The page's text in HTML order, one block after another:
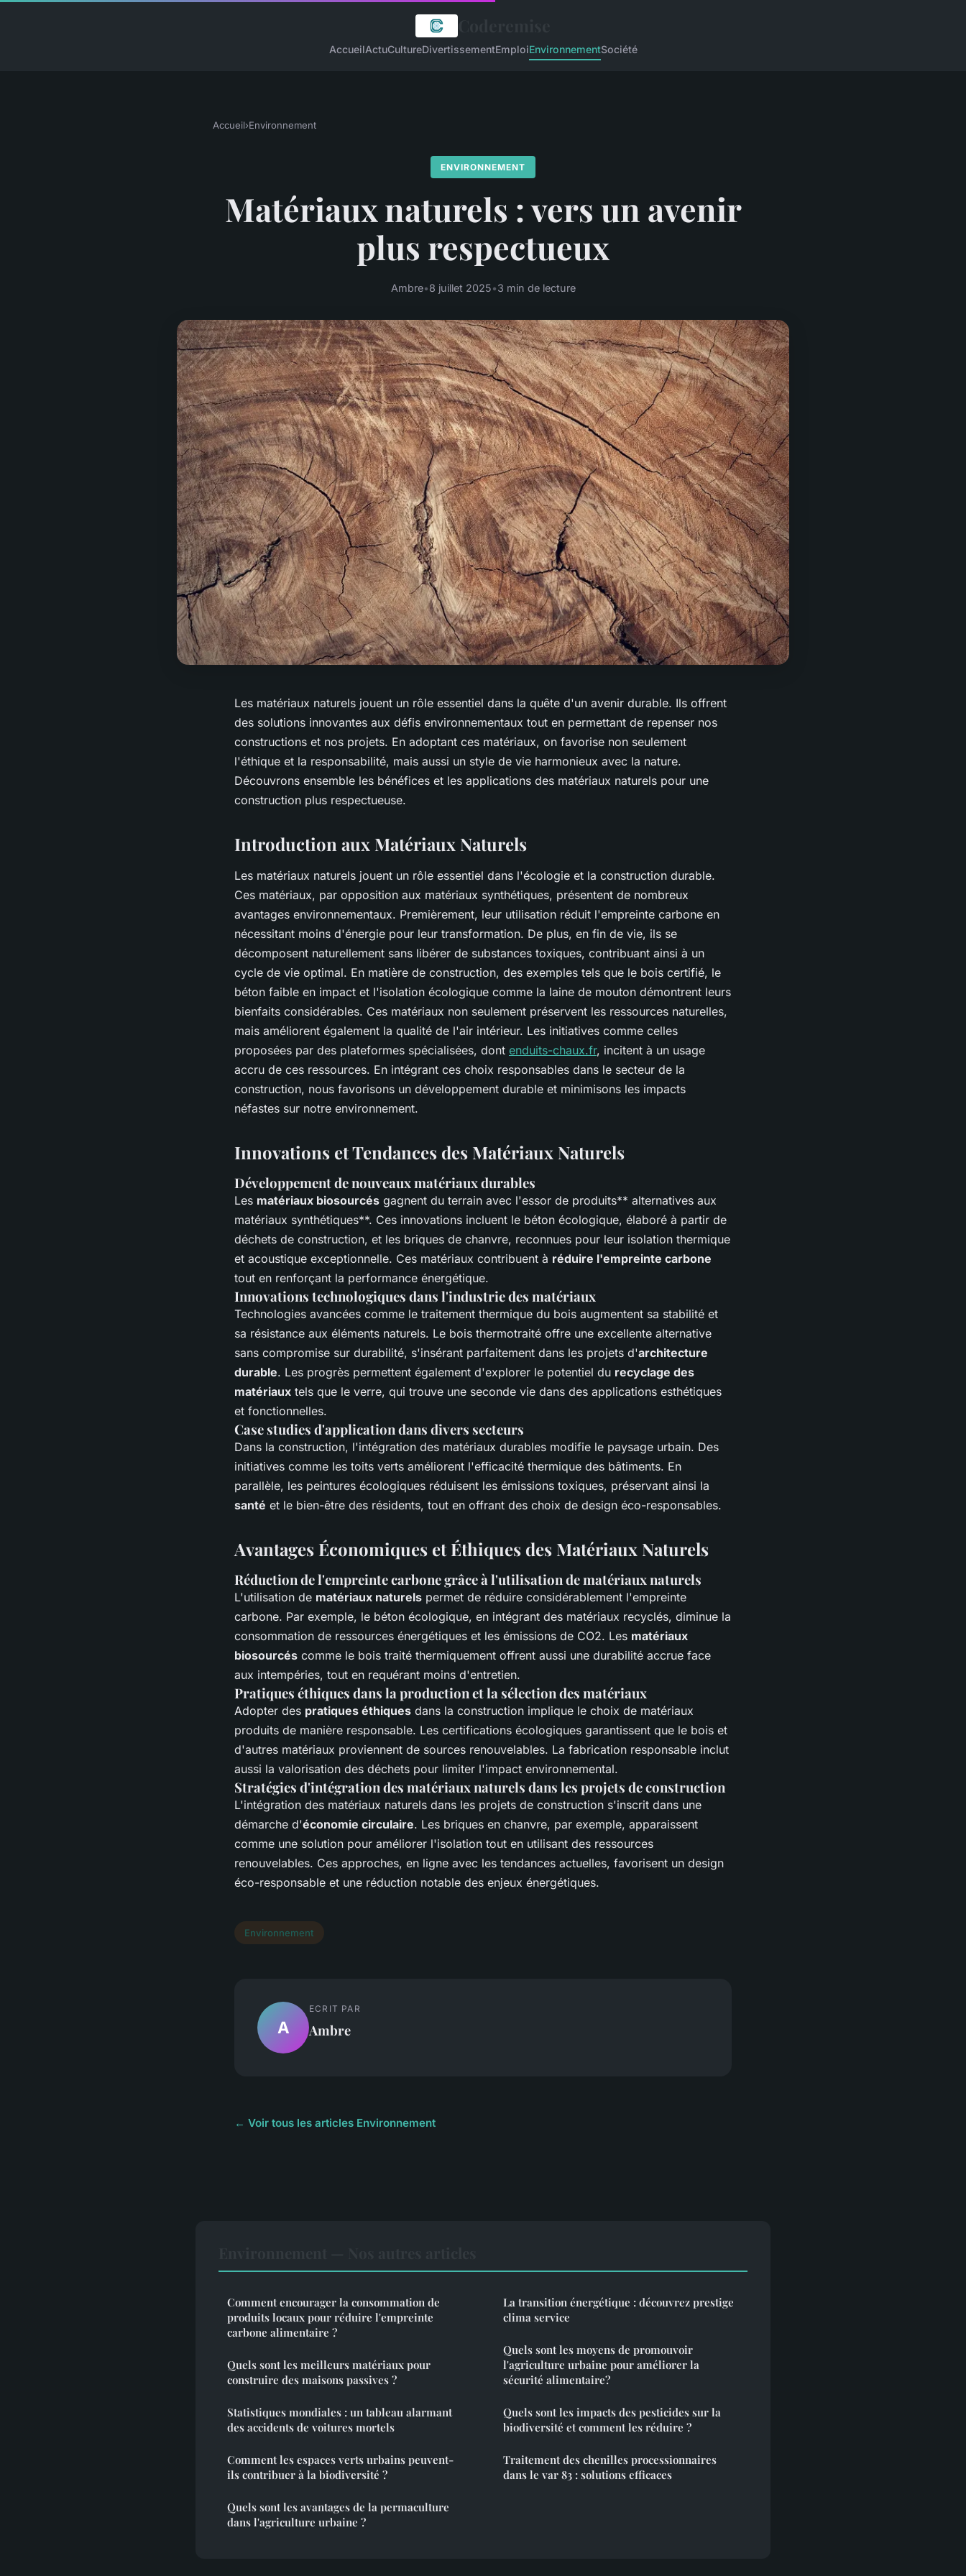
AccueilActuCultureDivertissementEmploiEnvironnementSociété
Accueil›Environnement
ENVIRONNEMENT
Matériaux naturels : vers un avenir
plus respectueux
Ambre•8 juillet 2025•3 min de lecture
Les matériaux naturels jouent un rôle essentiel dans la quête d'un avenir durable. Ils offrent
des solutions innovantes aux défis environnementaux tout en permettant de repenser nos
constructions et nos projets. En adoptant ces matériaux, on favorise non seulement
l'éthique et la responsabilité, mais aussi un style de vie harmonieux avec la nature.
Découvrons ensemble les bénéfices et les applications des matériaux naturels pour une
construction plus respectueuse.
Introduction aux Matériaux Naturels
Les matériaux naturels jouent un rôle essentiel dans l'écologie et la construction durable.
Ces matériaux, par opposition aux matériaux synthétiques, présentent de nombreux
avantages environnementaux. Premièrement, leur utilisation réduit l'empreinte carbone en
nécessitant moins d'énergie pour leur transformation. De plus, en fin de vie, ils se
décomposent naturellement sans libérer de substances toxiques, contribuant ainsi à un
cycle de vie optimal. En matière de construction, des exemples tels que le bois certifié, le
béton faible en impact et l'isolation écologique comme la laine de mouton démontrent leurs
bienfaits considérables. Ces matériaux non seulement préservent les ressources naturelles,
mais améliorent également la qualité de l'air intérieur. Les initiatives comme celles
proposées par des plateformes spécialisées, dont enduits-chaux.fr, incitent à un usage
accru de ces ressources. En intégrant ces choix responsables dans le secteur de la
construction, nous favorisons un développement durable et minimisons les impacts
néfastes sur notre environnement.
Innovations et Tendances des Matériaux Naturels
Développement de nouveaux matériaux durables
Les matériaux biosourcés gagnent du terrain avec l'essor de produits** alternatives aux
matériaux synthétiques**. Ces innovations incluent le béton écologique, élaboré à partir de
déchets de construction, et les briques de chanvre, reconnues pour leur isolation thermique
et acoustique exceptionnelle. Ces matériaux contribuent à réduire l'empreinte carbone
tout en renforçant la performance énergétique.
Innovations technologiques dans l'industrie des matériaux
Technologies avancées comme le traitement thermique du bois augmentent sa stabilité et
sa résistance aux éléments naturels. Le bois thermotraité offre une excellente alternative
sans compromise sur durabilité, s'insérant parfaitement dans les projets d'architecture
durable. Les progrès permettent également d'explorer le potentiel du recyclage des
matériaux tels que le verre, qui trouve une seconde vie dans des applications esthétiques
et fonctionnelles.
Case studies d'application dans divers secteurs
Dans la construction, l'intégration des matériaux durables modifie le paysage urbain. Des
initiatives comme les toits verts améliorent l'efficacité thermique des bâtiments. En
parallèle, les peintures écologiques réduisent les émissions toxiques, préservant ainsi la
santé et le bien-être des résidents, tout en offrant des choix de design éco-responsables.
Avantages Économiques et Éthiques des Matériaux Naturels
Réduction de l'empreinte carbone grâce à l'utilisation de matériaux naturels
L'utilisation de matériaux naturels permet de réduire considérablement l'empreinte
carbone. Par exemple, le béton écologique, en intégrant des matériaux recyclés, diminue la
consommation de ressources énergétiques et les émissions de CO2. Les matériaux
biosourcés comme le bois traité thermiquement offrent aussi une durabilité accrue face
aux intempéries, tout en requérant moins d'entretien.
Pratiques éthiques dans la production et la sélection des matériaux
Adopter des pratiques éthiques dans la construction implique le choix de matériaux
produits de manière responsable. Les certifications écologiques garantissent que le bois et
d'autres matériaux proviennent de sources renouvelables. La fabrication responsable inclut
aussi la valorisation des déchets pour limiter l'impact environnemental.
Stratégies d'intégration des matériaux naturels dans les projets de construction
L'intégration des matériaux naturels dans les projets de construction s'inscrit dans une
démarche d'économie circulaire. Les briques en chanvre, par exemple, apparaissent
comme une solution pour améliorer l'isolation tout en utilisant des ressources
renouvelables. Ces approches, en ligne avec les tendances actuelles, favorisent un design
éco-responsable et une réduction notable des enjeux énergétiques.
Environnement
A
ECRIT PAR
Ambre
← Voir tous les articles Environnement
Comment encourager la consommation de
produits locaux pour réduire l'empreinte
carbone alimentaire ?
Quels sont les meilleurs matériaux pour
construire des maisons passives ?
Statistiques mondiales : un tableau alarmant
des accidents de voitures mortels
Comment les espaces verts urbains peuvent-
ils contribuer à la biodiversité ?
Quels sont les avantages de la permaculture
dans l'agriculture urbaine ?
La transition énergétique : découvrez prestige
clima service
Quels sont les moyens de promouvoir
l'agriculture urbaine pour améliorer la
sécurité alimentaire?
Quels sont les impacts des pesticides sur la
biodiversité et comment les réduire ?
Traitement des chenilles processionnaires
dans le var 83 : solutions efficaces